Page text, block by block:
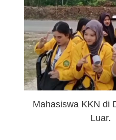
Mahasiswa KKN di
Luar.